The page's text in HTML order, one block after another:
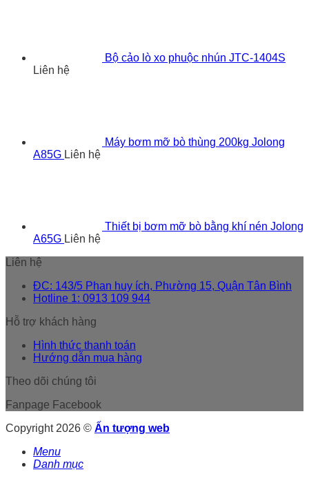
Bộ cảo lò xo phuộc nhún JTC-1404S
Liên hệ
Máy bơm mỡ bò thùng 200kg Jolong
A85G Liên hệ
Thiết bị bơm mỡ bò bằng khí nén Jolong
A65G Liên hệ
Liên hệ
ĐC: 143/5 Phan huy ích, Phường 15, Quận Tân Bình
Hotline 1: 0913 109 944
Hỗ trợ khách hàng
Hình thức thanh toán
Hướng dẫn mua hàng
Theo dõi chúng tôi
Fanpage Facebook
Copyright 2026 © Ấn tượng web
Menu
Danh mục